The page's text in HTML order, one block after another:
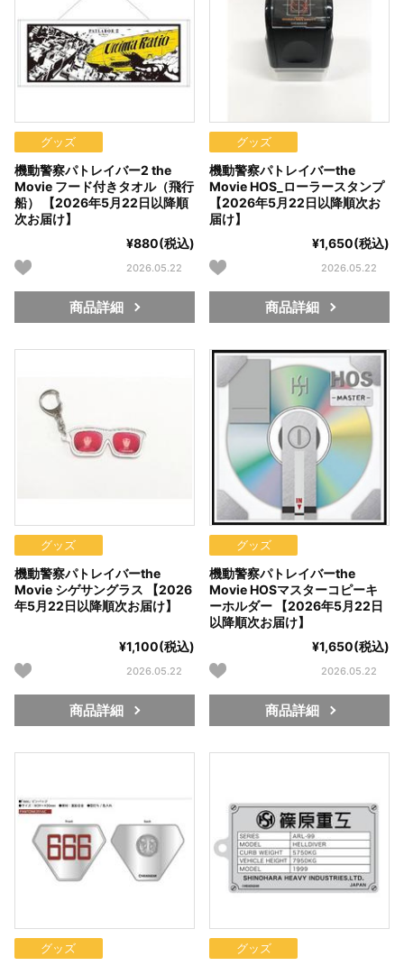
グッズ
機動警察パトレイバー2 the
Movie フード付きタオル（飛行
船） 【2026年5月22日以降順
次お届け】
¥880(税込)
2026.05.22
商品詳細
グッズ
機動警察パトレイバーthe
Movie HOS_ローラースタンプ
【2026年5月22日以降順次お
届け】
¥1,650(税込)
2026.05.22
商品詳細
グッズ
機動警察パトレイバーthe
Movie シゲサングラス 【2026
年5月22日以降順次お届け】
¥1,100(税込)
2026.05.22
商品詳細
グッズ
機動警察パトレイバーthe
Movie HOSマスターコピーキ
ーホルダー 【2026年5月22日
以降順次お届け】
¥1,650(税込)
2026.05.22
商品詳細
グッズ グッズ